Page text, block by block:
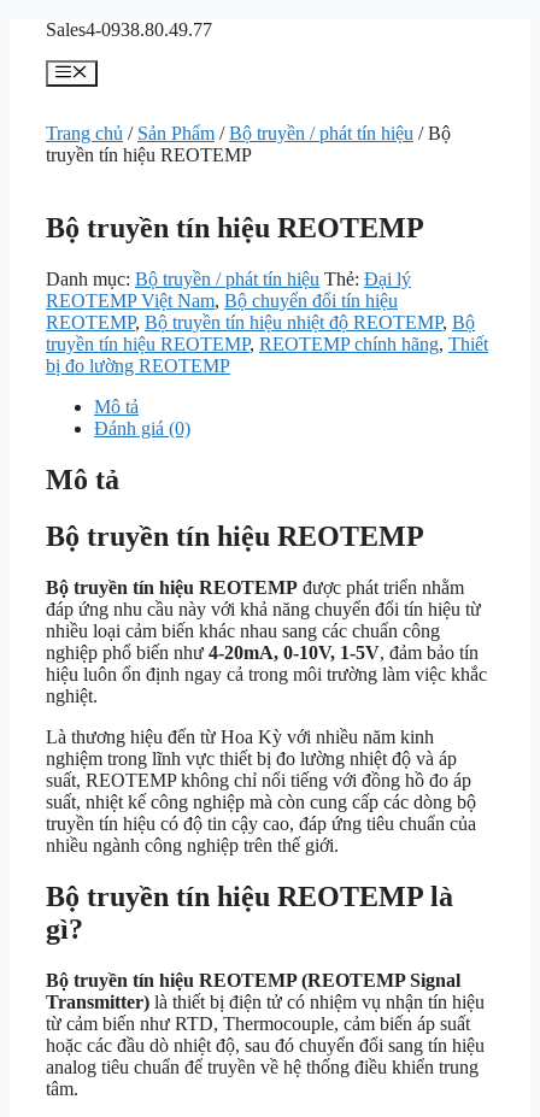
Chuyển
dung
Sales4-0938.80.49.77
Menu
Trang chủ / Sản Phẩm /Bộ truyền / phát tín hiệu / Bộ
truyền tín hiệu REOTEMP
Bộ truyền tín hiệu REOTEMP
Danh mục: Bộ truyền / phát tín hiệu Thẻ: Đại lý
REOTEMP Việt Nam, Bộ chuyển đổi tín hiệu
REOTEMP, Bộ truyền tín hiệu nhiệt độ REOTEMP, Bộ
truyền tín hiệu REOTEMP, REOTEMP chính hãng, Thiết
bị đo lường REOTEMP
Mô tả
Đánh giá (0)
Mô tả
Bộ truyền tín hiệu REOTEMP
Bộ truyền tín hiệu REOTEMP được phát triển nhằm
đáp ứng nhu cầu này với khả năng chuyển đổi tín hiệu từ
nhiều loại cảm biến khác nhau sang các chuẩn công
nghiệp phổ biến như 4-20mA, 0-10V, 1-5V, đảm bảo tín
hiệu luôn ổn định ngay cả trong môi trường làm việc khắc
nghiệt.
Là thương hiệu đến từ Hoa Kỳ với nhiều năm kinh
nghiệm trong lĩnh vực thiết bị đo lường nhiệt độ và áp
suất, REOTEMP không chỉ nổi tiếng với đồng hồ đo áp
suất, nhiệt kế công nghiệp mà còn cung cấp các dòng bộ
truyền tín hiệu có độ tin cậy cao, đáp ứng tiêu chuẩn của
nhiều ngành công nghiệp trên thế giới.
Bộ truyền tín hiệu REOTEMP là
gì?
Bộ truyền tín hiệu REOTEMP (REOTEMP Signal
Transmitter) là thiết bị điện tử có nhiệm vụ nhận tín hiệu
từ cảm biến như RTD, Thermocouple, cảm biến áp suất
hoặc các đầu dò nhiệt độ, sau đó chuyển đổi sang tín hiệu
analog tiêu chuẩn để truyền về hệ thống điều khiển trung
tâm.